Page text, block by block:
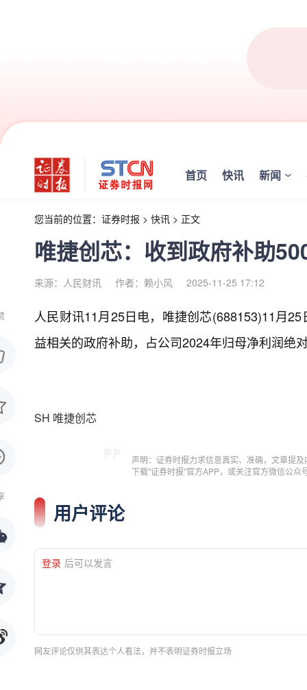
首页 快讯 新闻
您当前的位置： 证券时报 > 快讯 > 正文
唯捷创芯：收到政府补助
来源：人民财讯 作者：赖小风 2025-11-25 17:12
人民财讯11月25日电， 唯捷创芯(688153)11月
益相关的政府补助，占公司2024年归母净利润绝
SH 唯捷创芯
声明：证券时报力求信息真实、准确，文章提
下载"证券时报"官方APP，或关注官方微信公
用户评论
登录 后可以发言
网友评论仅供其表达个人看法，并不表明证券时报立场